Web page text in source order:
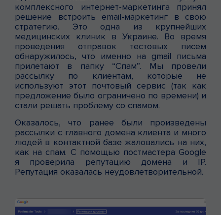
комплексного интернет-маркетинга принял
решение встроить email-маркетинг в свою
стратегию. Это одна из крупнейших
медицинских клиник в Украине. Во время
проведения отправок тестовых писем
обнаружилось, что именно на gmail письма
прилетают в папку “Спам”. Мы провели
рассылку по клиентам, которые не
используют этот почтовый сервис (так как
предложение было ограничено по времени) и
стали решать проблему со спамом.
Оказалось, что ранее были произведены
рассылки с главного домена клиента и много
людей в контактной базе жаловались на них,
как на спам. С помощью постмастера Google
я проверила репутацию домена и IP.
Репутация оказалась неудовлетворительной.